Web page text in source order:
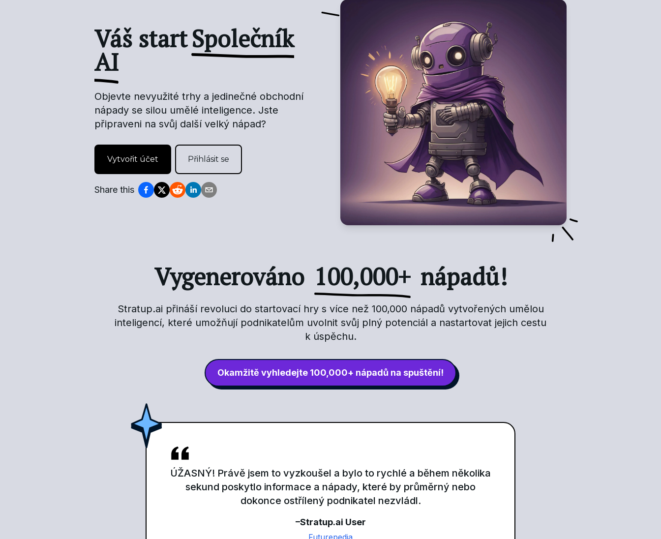
Váš startSpolečník
AI
Objevte nevyužité trhy a jedinečné obchodní
nápady se silou umělé inteligence. Jste
připraveni na svůj další velký nápad?
Vytvořit účet Přihlásit se
Share this
Vygenerováno 100,000+ nápadů!
Stratup.ai přináší revoluci do startovací hry s více než 100,000 nápadů vytvořených umělou
inteligencí, které umožňují podnikatelům uvolnit svůj plný potenciál a nastartovat jejich cestu
k úspěchu.
Okamžitě vyhledejte 100,000+ nápadů na spuštění!
ÚŽASNÝ! Právě jsem to vyzkoušel a bylo to rychlé a během několika
sekund poskytlo informace a nápady, které by průměrný nebo
dokonce ostřílený podnikatel nezvládl.
–Stratup.ai User